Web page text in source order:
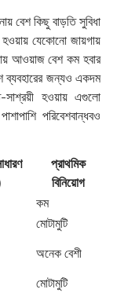
বেশ কিছু বাড়তি সুবিধা
যেকোনো জায়গায়
আওয়াজ বেশ কম হবার
ব্যবহারের জন্যও একদম
হওয়ায় এগুলো
পরিবেশবান্ধবও
প্রাথমিক
বিনিয়োগ
কম
মোটামুটি
অনেক বেশী
মোটামুটি